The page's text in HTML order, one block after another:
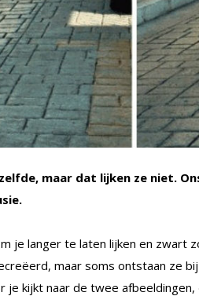
maar dat lijken ze niet.
je langer te laten lijken en zwart
maar soms ontstaan ze
je kijkt naar de twee